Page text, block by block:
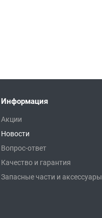
Информация
Акции
Новости
Вопрос-ответ
Качество и гарантия
Запасные части и аксессуары